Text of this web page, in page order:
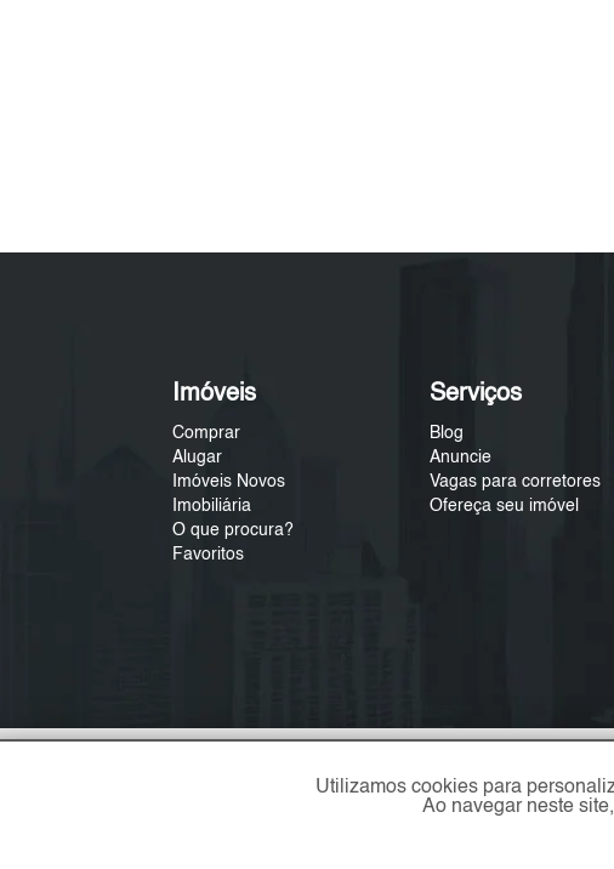
Imóveis
Comprar
Alugar
Imóveis Novos
Imobiliária
O que procura?
Favoritos
Serviços
Blog
Anuncie
Vagas para corretores
Ofereça seu imóvel
Utilizamos cookies para
Ao navegar neste